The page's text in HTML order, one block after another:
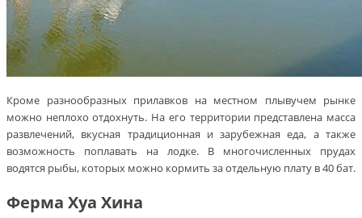
Кроме разнообразных прилавков на местном плывучем рынке
можно неплохо отдохнуть. На его территории представлена масса
развлечений, вкусная традиционная и зарубежная еда, а также
возможность поплавать на лодке. В многочисленных прудах
водятся рыбы, которых можно кормить за отдельную плату в 40 бат.
Ферма Хуа Хина